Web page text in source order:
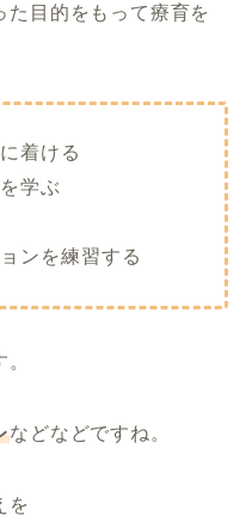
た目的をもって療育を
着ける
学ぶ
ンを練習する
などなどですね。
を